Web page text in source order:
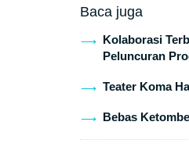
Baca juga
Kolaborasi
Peluncuran
Teater Koma
Bebas